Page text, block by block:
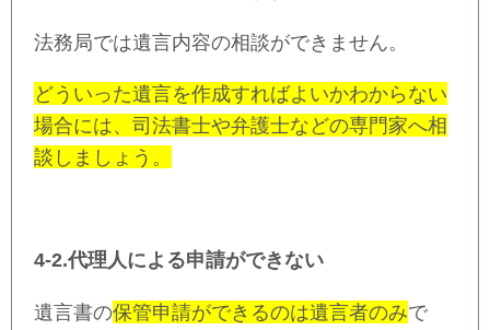
法務局では遺言内容の相談ができません。
どういった遺言を作成すればよいかわからない
場合には、司法書士や弁護士などの専門家へ相
談しましょう。
4-2.代理人による申請ができない
遺言書の保管申請ができるのは遺言者のみで